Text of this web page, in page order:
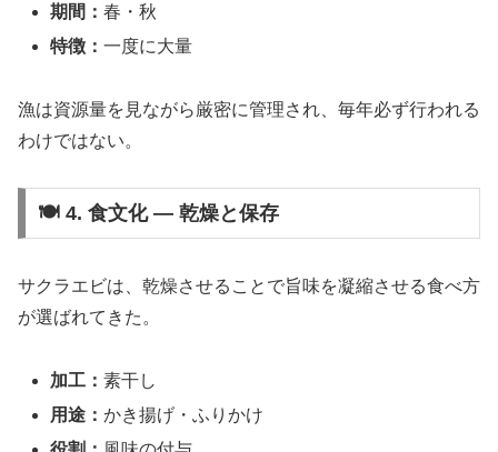
期間：春・秋
特徴：一度に大量
漁は資源量を見ながら厳密に管理され、毎年必ず行われる
わけではない。
🍽 4. 食文化 ― 乾燥と保存
サクラエビは、乾燥させることで旨味を凝縮させる食べ方
が選ばれてきた。
加工：素干し
用途：かき揚げ・ふりかけ